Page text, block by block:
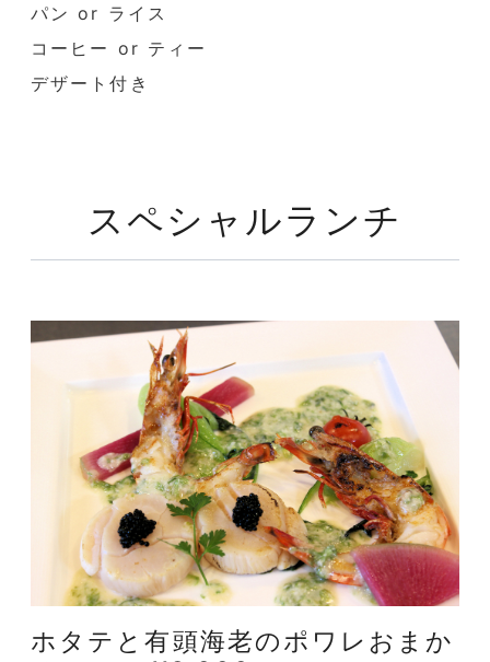
パン or ライス
コーヒー or ティー
デザート付き
スペシャルランチ
ホタテと有頭海老のポワレおまか